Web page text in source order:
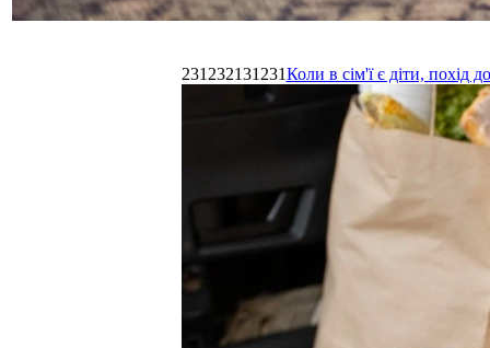
231232131231Коли в сім'ї є діти,